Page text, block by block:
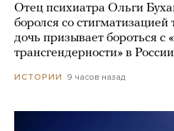
Отец психиатра Ольги
боролся со
дочь призывает бороться с
трансгендерности» в России
ИСТОРИИ 9 часов назад